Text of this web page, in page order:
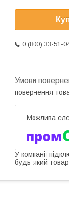
0 (800) 33-51-
повернення
У компанії
будь-який